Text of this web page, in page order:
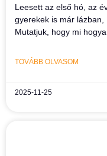
Leesett az első hó, az
gyerekek is már
Mutatjuk, hogy mi
TOVÁBB OLVASOM
2025-11-25